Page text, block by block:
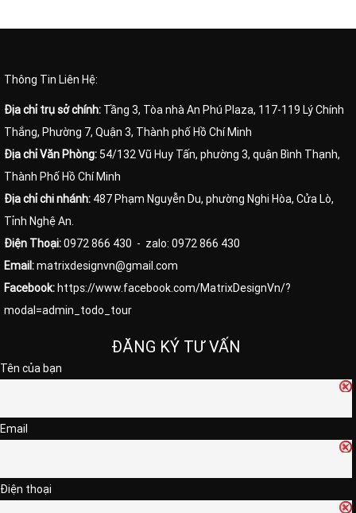
Thông Tin Liên Hệ:
Địa chỉ trụ sở chính: Tầng 3, Tòa nhà An Phú Plaza, 117-119 Lý Chính
Thắng, Phường 7, Quận 3, Thành phố Hồ Chí Minh
Địa chỉ Văn Phòng: 54/132 Vũ Huy Tấn, phường 3, quận Bình Thạnh,
Thành Phố Hồ Chí Minh
Địa chỉ chi nhánh: 487 Phạm Nguyễn Du, phường Nghi Hòa, Cửa Lò,
Tỉnh Nghệ An.
Điện Thoại:0972 866 430 - zalo: 0972 866 430
Email:matrixdesignvn@gmail.com
Facebook: https://www.facebook.com/MatrixDesignVn/?
modal=admin_todo_tour
ĐĂNG KÝ TƯ VẤN
Tên của bạn
Email
Điện thoại